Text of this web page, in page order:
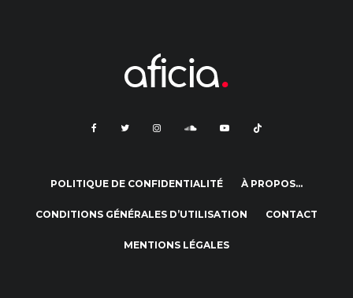
POLITIQUE DE CONFIDENTIALITÉ À PROPOS…
CONDITIONS GÉNÉRALES D’UTILISATION CONTACT
MENTIONS LÉGALES